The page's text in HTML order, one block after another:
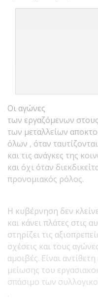
Οι αγώνες
των εργαζόμενων
των μεταλλείων
όλων , όταν
και τις ανάγκες της
και όχι όταν
προνομιακός ρόλος.
Η κυβέρνηση δεν
και κάνει πλάτες στις
στηρίζει τις
σχέσεις και τους
αμοιβές. Είναι
μείωσης του
σπάσιμο των
.